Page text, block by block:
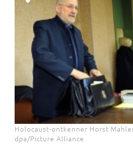
Holocaust-ontkenner Horst
dpa/Picture Alliance